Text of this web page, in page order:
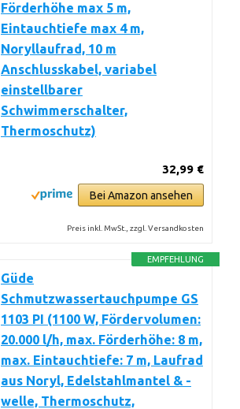
Förderhöhe max 5 m,
Eintauchtiefe max 4 m,
Noryllaufrad, 10 m
Anschlusskabel, variabel
einstellbarer
Schwimmerschalter,
Thermoschutz)
32,99 €
Bei Amazon ansehen
Preis inkl. MwSt., zzgl. Versandkosten
EMPFEHLUNG
Güde
Schmutzwassertauchpumpe GS
1103 PI (1100 W, Fördervolumen:
20.000 l/h, max. Förderhöhe: 8 m,
max. Eintauchtiefe: 7 m, Laufrad
aus Noryl, Edelstahlmantel & -
welle, Thermoschutz,